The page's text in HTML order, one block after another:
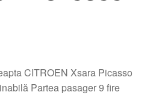
CITROEN Xsara Picasso
Partea pasager 9 fire